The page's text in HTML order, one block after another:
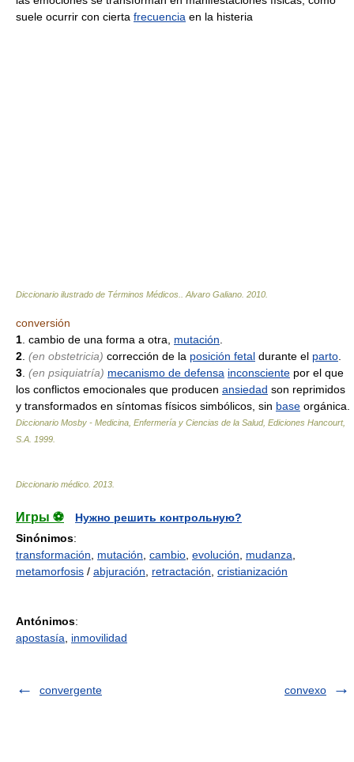
suele ocurrir con cierta frecuencia en la histeria
Diccionario ilustrado de Términos Médicos. Alvaro Galiano 2010
conversión
1 . cambio de una forma a otra, mutación
2 (en obstetricia) corrección de la posición fetal durante el parto
3 (en psiquiatría) mecanismo de defensa inconsciente por el que
los conflictos emocionales que producen ansiedad son reprimidos
y transformados en síntomas físicos simbólicos, sin base orgánica.
Diccionario Mosby - Medicina, Enfermería y Ciencias de la Salud, Ediciones Hancourt,
S.A 1999
Diccionario médico 2013
Игры ⚽
Нужно решить контрольную?
Sinónimos:
transformación
mutación cambio evolución mudanza
metamorfosis / abjuración retractación cristianización
Antónimos:
apostasía
inmovilidad
convergente convexo